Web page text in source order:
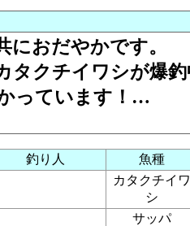
におだやかです。
タクチイワシが爆
っています！…
釣り人
魚種
カタクチイワ
シ
サッパ